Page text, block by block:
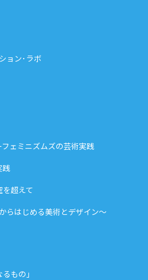
ョン･ラボ
ェミニズムズの芸術実践
践
超えて
らはじめる美術とデザイン〜
もの」